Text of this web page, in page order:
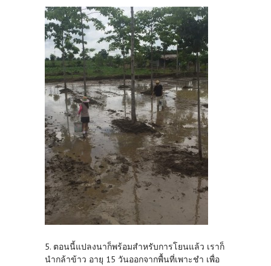
5. ตอนนี้แปลงนาก็พร้อมสำหรับการโยนแล้ว เราก็
นำกล้าข้าว อายุ 15 วันออกจากพื้นที่เพาะชำ เพื่อ